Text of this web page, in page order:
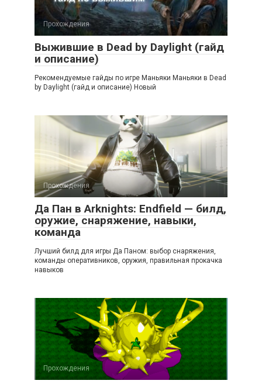
Прохождения
Выжившие в Dead by Daylight (гайд
и описание)
Рекомендуемые гайды по игре Маньяки Маньяки в Dead
by Daylight (гайд и описание) Новый
Прохождения
Да Пан в Arknights: Endfield — билд,
оружие, снаряжение, навыки,
команда
Лучший билд для игры Да Паном: выбор снаряжения,
команды оперативников, оружия, правильная прокачка
навыков
Прохождения